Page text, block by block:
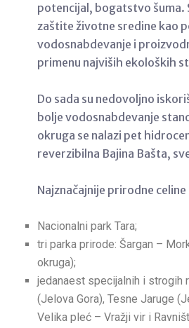
potencijal, bogatstvo šuma.
zaštite životne sredine kao
vodosnabdevanje i
primenu najviših ekoloških
Do sada su nedovoljno
bolje vodosnabdevanje
okruga se nalazi pet
reverzibilna Bajina Bašta,
Najznačajnije prirodne
Nacionalni park Tara;
tri parka prirode: Šargan –
okruga);
jedanaest specijalnih i strogih
(Jelova Gora), Tesne Jaruge
Velika pleć – Vražji vir i